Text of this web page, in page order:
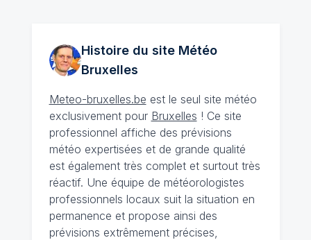
Histoire du site Météo
Bruxelles
Meteo-bruxelles.be est le seul site météo
exclusivement pour Bruxelles ! Ce site
professionnel affiche des prévisions
météo expertisées et de grande qualité
est également très complet et surtout très
réactif. Une équipe de météorologistes
professionnels locaux suit la situation en
permanence et propose ainsi des
prévisions extrêmement précises,